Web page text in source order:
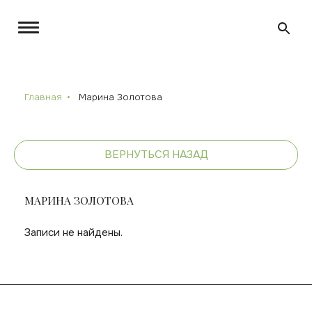
Главная Марина Золотова
ВЕРНУТЬСЯ НАЗАД
МАРИНА ЗОЛОТОВА
Записи не найдены.